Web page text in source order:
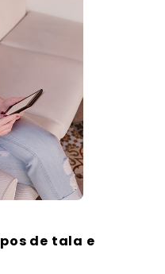
de tala e